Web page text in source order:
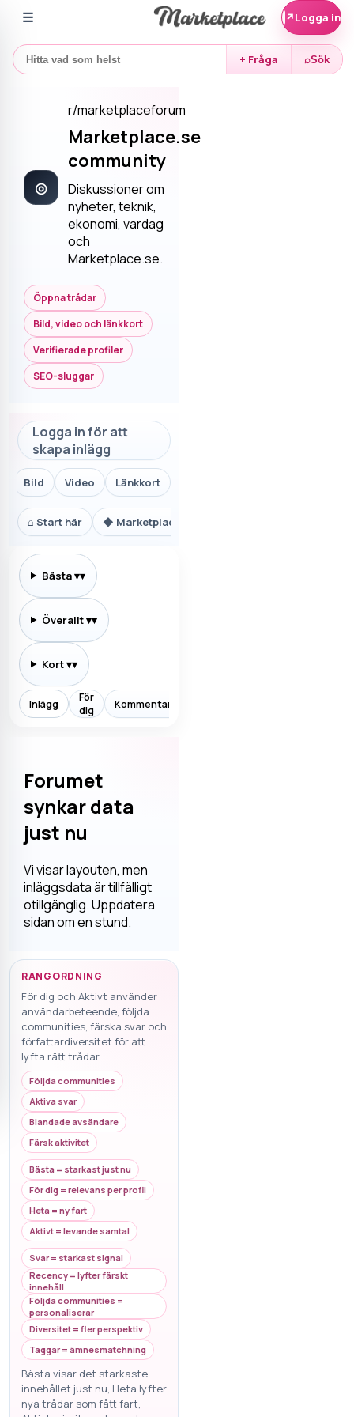
☰
+ Fråga ⌕Sök
↗Logga in
◎
r/marketplaceforum
Marketplace.se
community
Diskussioner om
nyheter, teknik,
ekonomi, vardag
och
Marketplace.se.
Öppna trådar
Bild, video och länkkort
Verifierade profiler
SEO-sluggar
Logga in för att
skapa inlägg
Bild Video Länkkort
⌂ Start här ◆ Marketplace.se
Bästa▾
Överallt▾
Kort▾
Inlägg
För
dig
Kommentarer
Forumet
synkar data
just nu
Vi visar layouten, men
inläggsdata är tillfälligt
otillgänglig. Uppdatera
sidan om en stund.
RANGORDNING
För dig och Aktivt använder
användarbeteende, följda
communities, färska svar och
författardiversitet för att
lyfta rätt trådar.
Följda communities
Aktiva svar
Blandade avsändare
Färsk aktivitet
Bästa = starkast just nu
För dig = relevans per profil
Heta = ny fart
Aktivt = levande samtal
Svar = starkast signal
Recency = lyfter färskt
innehåll
Följda communities =
personaliserar
Diversitet = fler perspektiv
Taggar = ämnesmatchning
Bästa visar det starkaste
innehållet just nu, Heta lyfter
nya trådar som fått fart,